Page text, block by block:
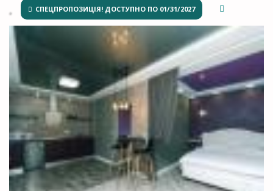
СПЕЦПРОПОЗИЦІЯ! ДОСТУПНО ПО 01/31/2027